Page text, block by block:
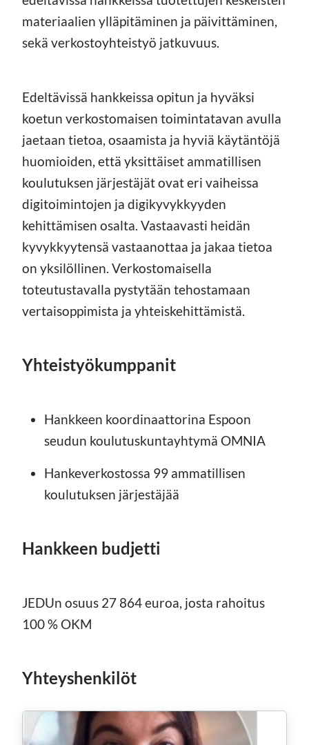
materiaalien ylläpitäminen ja päivittäminen,
sekä verkostoyhteistyö jatkuvuus.
Edeltävissä hankkeissa opitun ja hyväksi
koetun verkostomaisen toimintatavan avulla
jaetaan tietoa, osaamista ja hyviä käytäntöjä
huomioiden, että yksittäiset ammatillisen
koulutuksen järjestäjät ovat eri vaiheissa
digitoimintojen ja digikyvykkyyden
kehittämisen osalta. Vastaavasti heidän
kyvykkyytensä vastaanottaa ja jakaa tietoa
on yksilöllinen. Verkostomaisella
toteutustavalla pystytään tehostamaan
vertaisoppimista ja yhteiskehittämistä.
Yhteistyökumppanit
Hankkeen koordinaattorina Espoon
seudun koulutuskuntayhtymä OMNIA
Hankeverkostossa 99 ammatillisen
koulutuksen järjestäjää
Hankkeen budjetti
JEDUn osuus 27 864 euroa, josta rahoitus
100 % OKM
Yhteyshenkilöt